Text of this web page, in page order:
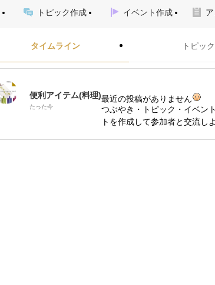
トピック作成 イベント作成
タイムライン トピッ
便利アイテム(料理)
たった今
最近の投稿がありません
つぶやき・トピック・イベン
トを作成して参加者と交流し